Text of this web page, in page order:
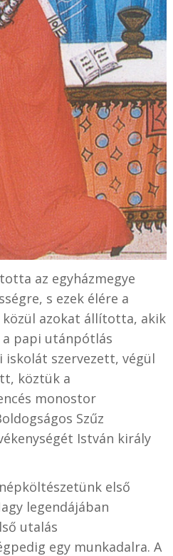
az egyházmegye
s ezek élére a
azokat állította, akik
papi utánpótlás
szervezett, végül
köztük a
monostor
Szűz
István király
első
legendájában
utalás
egy munkadalra. A